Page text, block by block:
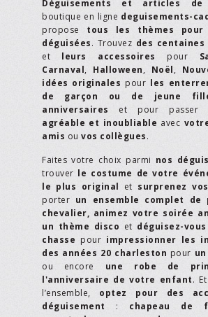
Déguisements et articles
boutique en ligne deguisements-
propose tous les thèmes pour
déguisées. Trouvez des
et leurs accessoires pour
Carnaval, Halloween, Noël,
idées originales pour les
de garçon ou de jeune
anniversaires et pour passer
agréable et inoubliable avec
amis ou vos collègues.
Faites votre choix parmi nos
trouver le costume de votre
le plus original et surprenez
porter un ensemble complet de
chevalier, animez votre soirée
un thème disco et déguisez-vous
chasse pour impressionner les
des années 20 charleston pour
ou encore une robe de
l'anniversaire de votre enfant.
l’ensemble, optez pour des
déguisement : chapeau de